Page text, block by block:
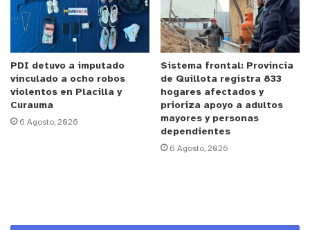
intersectoriales para que nuestros patrulleros
tengan conocimiento de diferentes áreas del
saber, fuentes e insumos, y que estas, sean
utilizados de buena forma hacia la comunidad. En
la actualidad tenemos 27 patrulleros en
capacitación y esperamos que próximamente,
luego de su graduación, puedan desempeñar
funciones en el servicio público, como patrulleros
PDI detuvo a imputado
vinculado a ocho robos
violentos en Placilla y
Curauma
6 Agosto, 2026
Sistema frontal: Provincia
de Quillota registra 833
hogares afectados y
prioriza apoyo a adultos
mayores y personas
dependientes
6 Agosto, 2026